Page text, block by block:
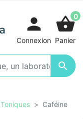

person
Connexion
shopping_basket0
Panier
Toniques Caféine